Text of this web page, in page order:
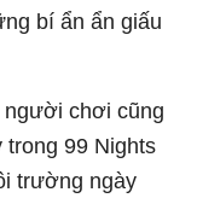
bí ẩn ẩn giấu
người chơi cũng
99 Nights
trường ngày